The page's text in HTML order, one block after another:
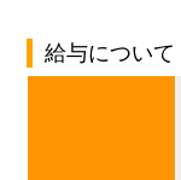
給与について